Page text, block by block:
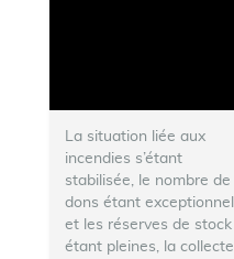
La situation liée aux
incendies s’étant
stabilisée, le nombre de
dons étant exceptionnel
et les réserves de stock
étant pleines, la collecte